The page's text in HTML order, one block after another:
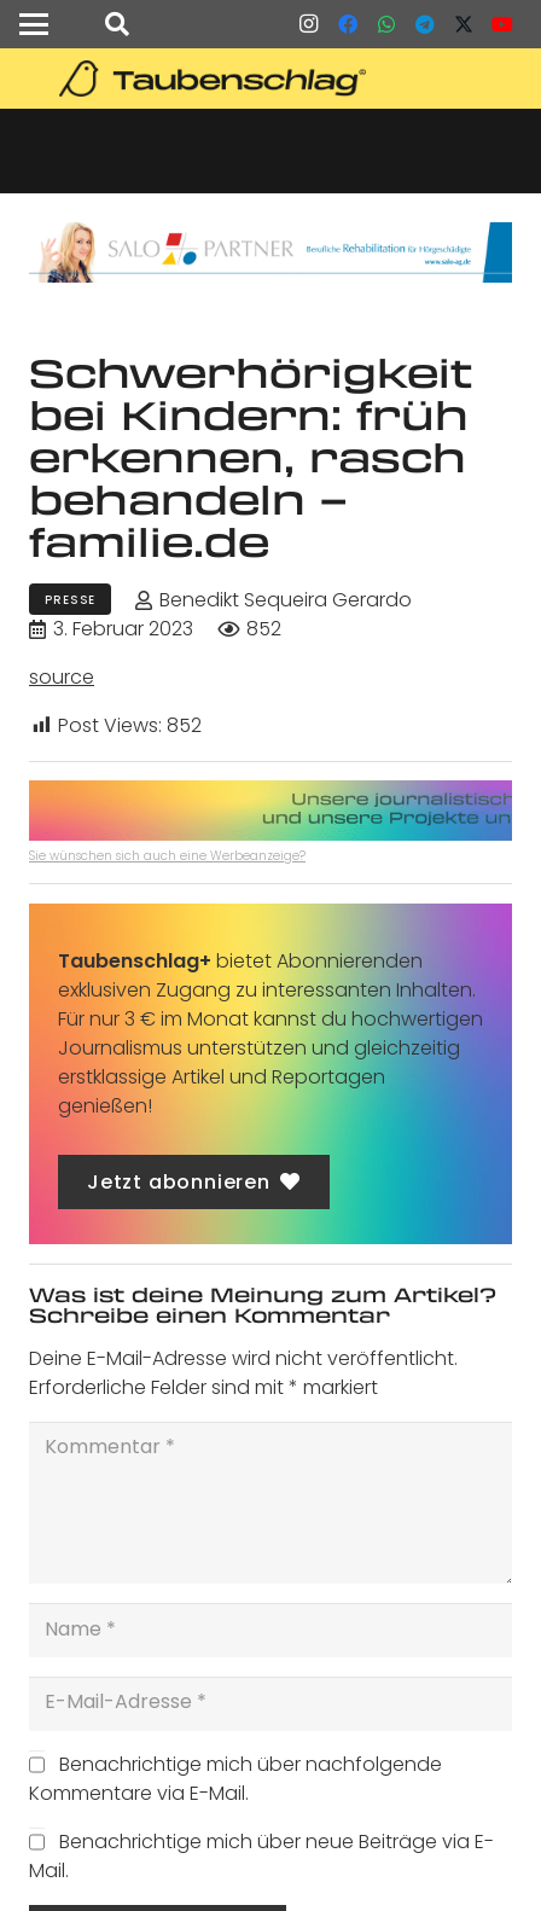
Schwerhörigkeit
bei Kindern: früh
erkennen, rasch
behandeln –
familie.de
PRESSE
Benedikt Sequeira Gerardo
3. Februar 2023
852
source
Post Views: 852
Sie wünschen sich auch eine Werbeanzeige?
Taubenschlag+ bietet Abonnierenden
exklusiven Zugang zu interessanten Inhalten.
Für nur 3 € im Monat kannst du hochwertigen
Journalismus unterstützen und gleichzeitig
erstklassige Artikel und Reportagen
genießen!
Jetzt abonnieren
Was ist deine Meinung zum Artikel?
Schreibe einen Kommentar
Deine E-Mail-Adresse wird nicht veröffentlicht.
Erforderliche Felder sind mit* markiert
Benachrichtige mich über nachfolgende
Kommentare via E-Mail.
Benachrichtige mich über neue Beiträge via E-
Mail.